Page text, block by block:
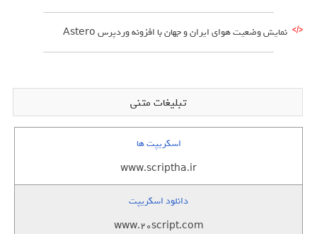
نمایش وضعیت هوای ایران و جهان با افزونه وردپرس Astero
تبلیغات متنی
اسکریپت ها
www.scriptha.ir
دانلود اسکریپت
www.20script.com